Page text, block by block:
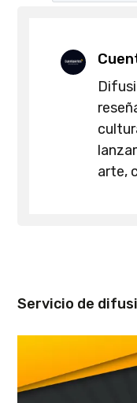
arte,
Servicio de